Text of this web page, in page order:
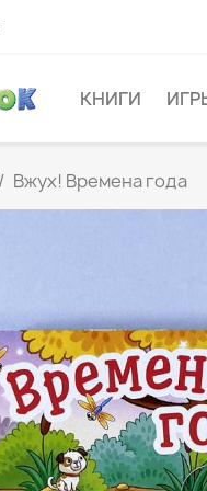
КНИГИ
Вжух! Времена года